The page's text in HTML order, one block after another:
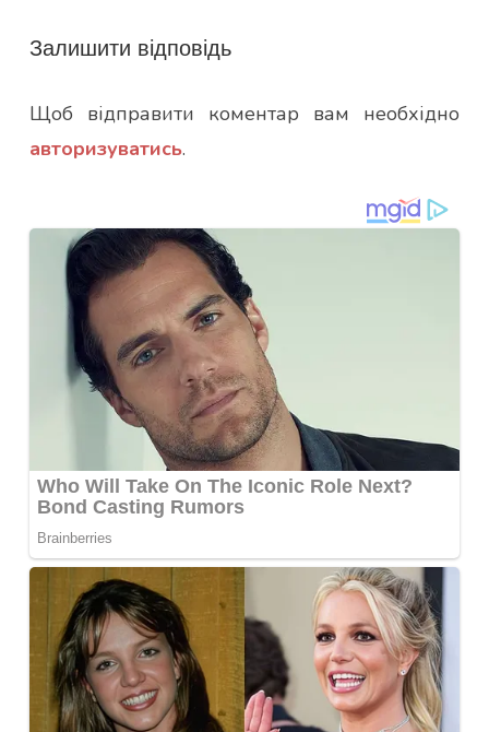
Залишити відповідь
Щоб відправити коментар вам необхідно
авторизуватись.